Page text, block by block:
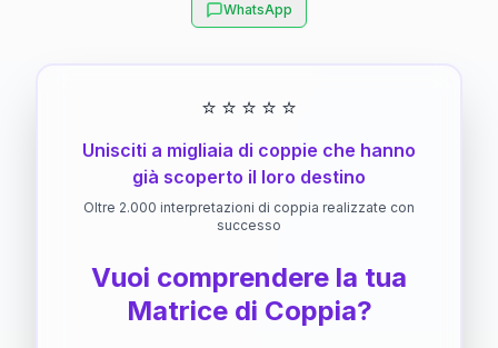
WhatsApp
⭐ ⭐ ⭐ ⭐ ⭐
Unisciti a migliaia di coppie che hanno
già scoperto il loro destino
Oltre 2.000 interpretazioni di coppia realizzate con
successo
Vuoi comprendere la tua
Matrice di Coppia?